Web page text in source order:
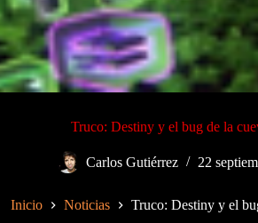
Truco: Destiny y el bug de la
Carlos Gutiérrez 22
Inicio Noticias Truco: Destiny y el